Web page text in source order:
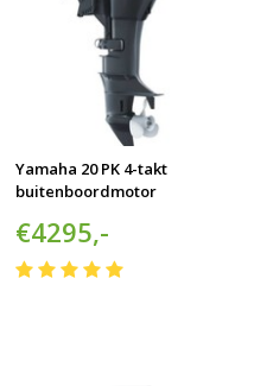
Yamaha 20 PK 4-takt
buitenboordmotor
€4295,-